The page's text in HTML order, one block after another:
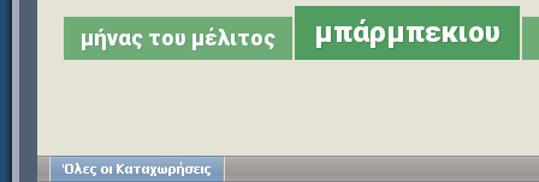
μήνας του μέλιτος μπάρμπεκιου